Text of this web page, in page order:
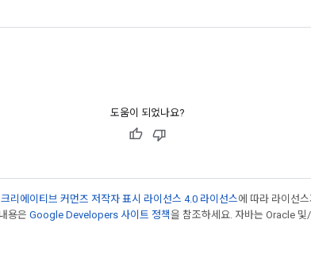
도움이 되었나요?
크리에이티브 커먼즈 저작자 표시 라이선스 4.0 라이선스에 따라 라이선
용은 Google Developers 사이트 정책을 참조하세요. 자바는 Oracle